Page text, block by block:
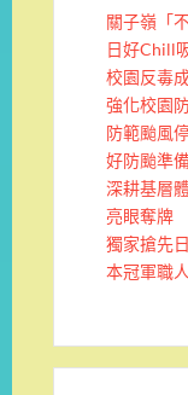
關子嶺「
日好Chill
校園反毒
強化校園
防範颱風
好防颱準
深耕基層
亮眼奪牌
獨家搶先
本冠軍職